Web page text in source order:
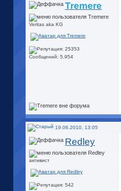
Tremere
Veritas aka KG
Сообщений: 5,954
19.06.2010, 13:05
Redley
активист